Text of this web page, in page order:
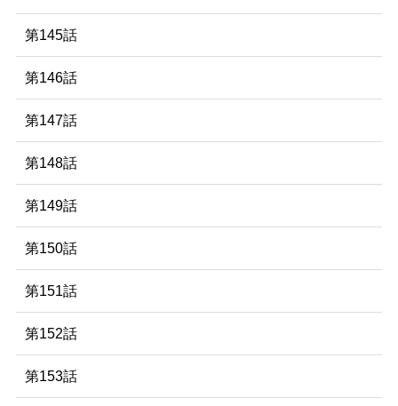
第145話
第146話
第147話
第148話
第149話
第150話
第151話
第152話
第153話